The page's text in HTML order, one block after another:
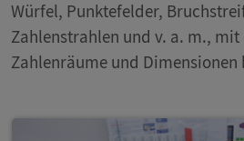
Würfel, Punktefelder,
Zahlenstrahlen und v. a. m., mit
Zahlenräume und